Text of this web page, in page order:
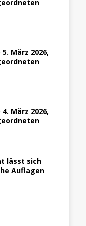
März 2026,
März 2026,
lässt sich
Auflagen